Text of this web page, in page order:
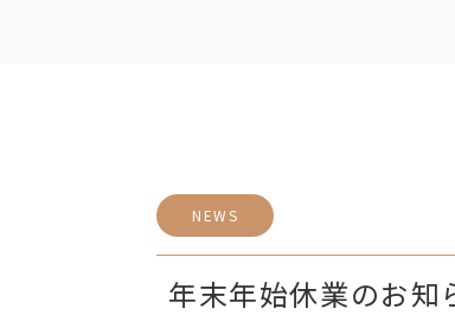
NEWS
年末年始休業のお知